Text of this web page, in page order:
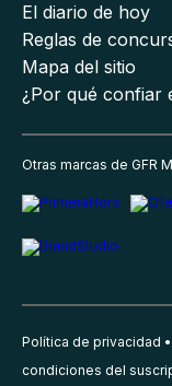
El diario de hoy
Reglas de
Mapa del sitio
¿Por qué confiar
Otras marcas de GFR
Política de privacidad
condiciones del